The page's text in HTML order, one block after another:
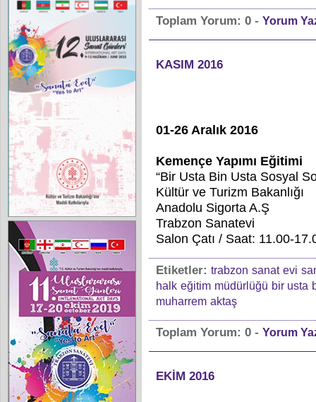
Toplam Yorum: 0- Yorum
KASIM 2016
01-26 Aralık 2016
Kemençe Yapımı Eğitimi
“Bir Usta Bin Usta Sosyal
Kültür ve Turizm Bakanlığı
Anadolu Sigorta A.Ş
Trabzon Sanatevi
Salon Çatı / Saat: 11.00-
Etiketler: trabzon sanat evi
halk eğitim müdürlüğü bir usta
muharrem aktaş
Toplam Yorum: 0- Yorum
EKİM 2016